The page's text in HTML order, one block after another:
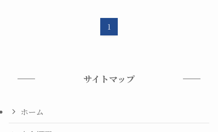
1
サイトマップ
ホーム